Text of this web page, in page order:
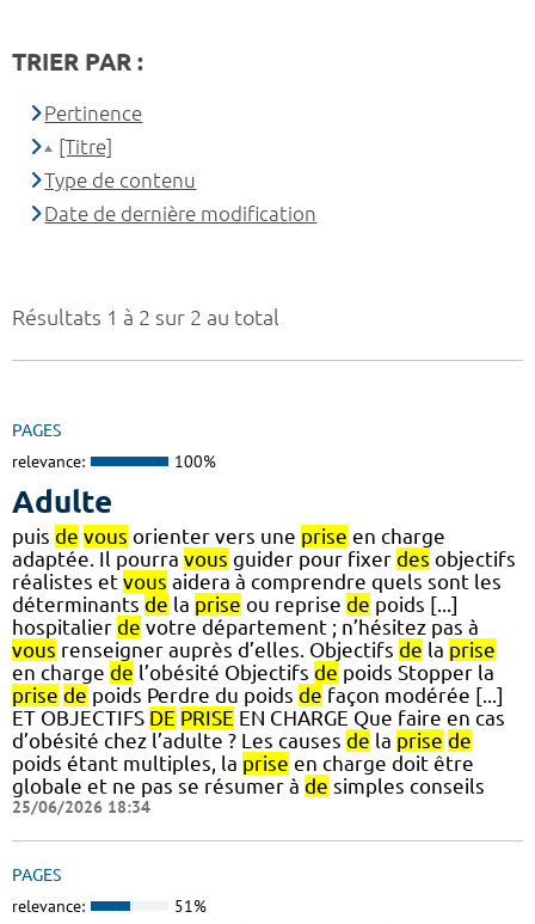
Résultats 1 à 2 sur 2 au total
PAGES
relevance: 100%
Adulte
puis de vous orienter vers une prise en charge
adaptée. Il pourra vous guider pour fixer des objectifs
réalistes et vous aidera à comprendre quels sont les
déterminants de la prise ou reprise de poids [...]
hospitalier de votre département ; n’hésitez pas à
vous renseigner auprès d’elles. Objectifs de la prise
en charge de l’obésité Objectifs de poids Stopper la
prise de poids Perdre du poids de façon modérée [...]
ET OBJECTIFS DE PRISE EN CHARGE Que faire en cas
d’obésité chez l’adulte ? Les causes de la prise de
poids étant multiples, la prise en charge doit être
globale et ne pas se résumer à de simples conseils
25/06/2026 18:34
PAGES
relevance: 51%
TRIER PAR :
Pertinence
[Titre]
Type de contenu
Date de dernière modification